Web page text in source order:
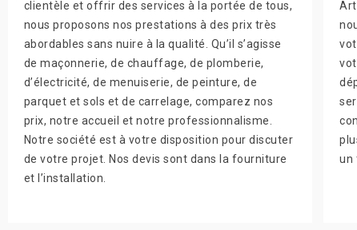
clientèle et offrir des services à la portée de tous,
nous proposons nos prestations à des prix très
abordables sans nuire à la qualité. Qu’il s’agisse
de maçonnerie, de chauffage, de plomberie,
d’électricité, de menuiserie, de peinture, de
parquet et sols et de carrelage, comparez nos
prix, notre accueil et notre professionnalisme.
Notre société est à votre disposition pour discuter
de votre projet. Nos devis sont dans la fourniture
et l’installation.
un